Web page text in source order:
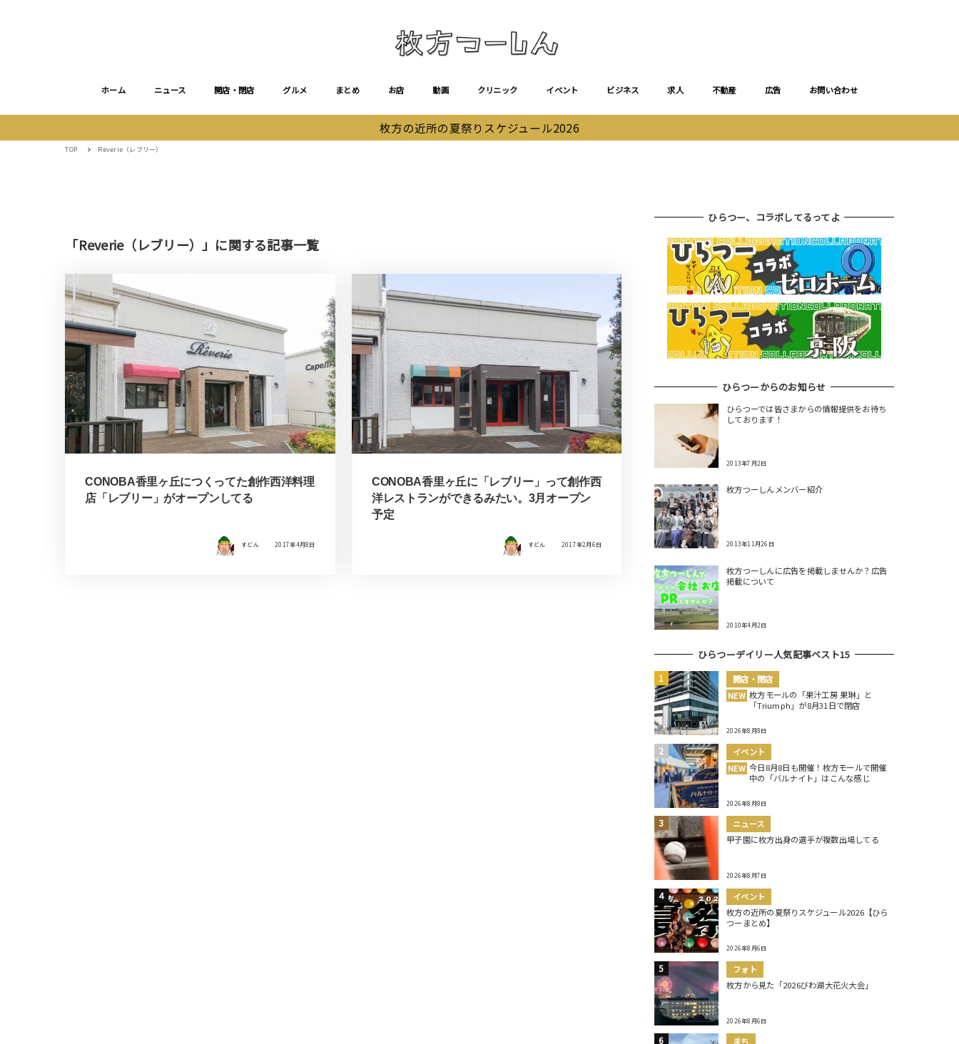
ホーム ニュース 開店・閉店 グルメ まとめ お店 動画 クリニック イベント ビジネス 求人 不動産 広告 お問い合わせ
枚方の近所の夏祭りスケジュール2026
TOP Reverie（レブリー）
「Reverie（レブリー）」に関する記事一覧
CONOBA香里ヶ丘につくってた創作西洋料理
店「レブリー」がオープンしてる
すどん 2017年4月8日
CONOBA香里ヶ丘に「レブリー」って創作西
洋レストランができるみたい。3月オープン
予定
すどん 2017年2月6日
ひらつー、コラボしてるってよ
ひらつーからのお知らせ
ひらつーでは皆さまからの情報提供をお待ち
しております！
2013年7月2日
枚方つーしんメンバー紹介
2013年11月26日
枚方つーしんに広告を掲載しませんか？広告
掲載について
2010年4月2日
ひらつーデイリー人気記事ベスト15
開店・閉店
NEW 枚方モールの「果汁工房 果琳」と
「Triumph」が8月31日で閉店
2026年8月8日
イベント
NEW 今日8月8日も開催！枚方モールで開催
中の「バルナイト」はこんな感じ
2026年8月8日
ニュース
甲子園に枚方出身の選手が複数出場してる
2026年8月7日
イベント
枚方の近所の夏祭りスケジュール2026【ひら
つーまとめ】
2026年8月6日
フォト
枚方から見た「2026びわ湖大花火大会」
2026年8月6日
まち